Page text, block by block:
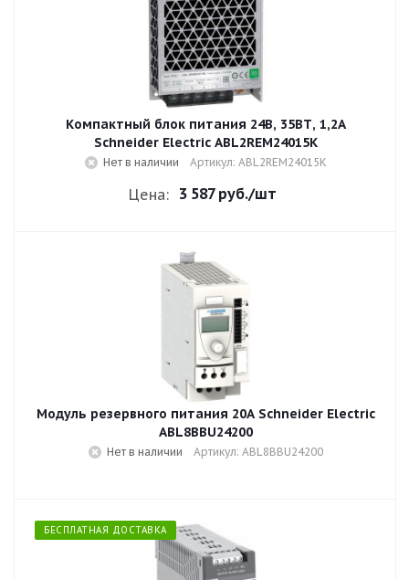
Компактный блок питания 24В, 35ВТ, 1,2А
Schneider Electric ABL2REM24015K
Нет в наличии Артикул: ABL2REM24015K
Цена: 3 587 руб./шт
Модуль резервного питания 20A Schneider Electric
ABL8BBU24200
Нет в наличии Артикул: ABL8BBU24200
БЕСПЛАТНАЯ ДОСТАВКА